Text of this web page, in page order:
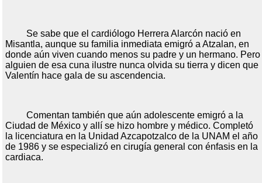
Se sabe que el cardiólogo Herrera Alarcón nació en
Misantla, aunque su familia inmediata emigró a Atzalan, en
donde aún viven cuando menos su padre y un hermano. Pero
alguien de esa cuna ilustre nunca olvida su tierra y dicen que
Valentín hace gala de su ascendencia.
Comentan también que aún adolescente emigró a la
Ciudad de México y allí se hizo hombre y médico. Completó
la licenciatura en la Unidad Azcapotzalco de la UNAM el año
de 1986 y se especializó en cirugía general con énfasis en la
cardiaca.